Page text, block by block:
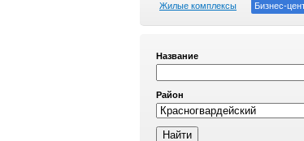
Жилые комплексы Бизнес-
Название
Район